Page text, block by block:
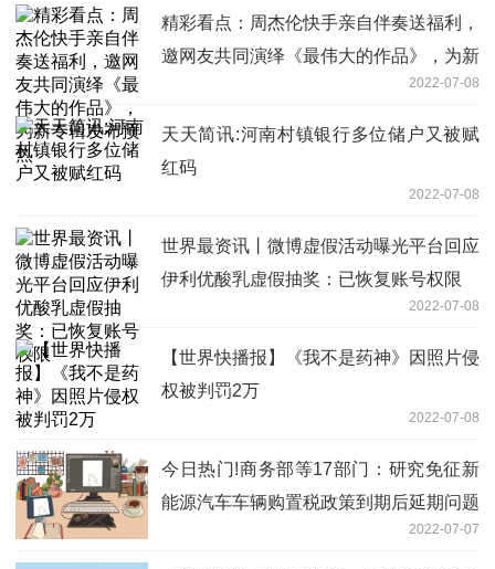
精彩看点：周杰伦快手亲自伴奏送福利，
邀网友共同演绎《最伟大的作品》，为新
2022-07-08
天天简讯:河南村镇银行多位储户又被赋
红码
2022-07-08
世界最资讯丨微博虚假活动曝光平台回应
伊利优酸乳虚假抽奖：已恢复账号权限
2022-07-08
【世界快播报】《我不是药神》因照片侵
权被判罚2万
2022-07-08
今日热门!商务部等17部门：研究免征新
能源汽车车辆购置税政策到期后延期问题
2022-07-07